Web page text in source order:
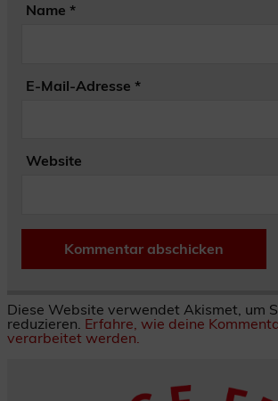
Name *
E-Mail-Adresse *
Website
Diese Website verwendet Akismet, um
reduzieren. Erfahre, wie deine
verarbeitet werden.